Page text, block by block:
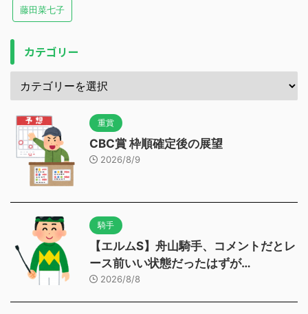
藤田菜七子
カテゴリー
重賞
CBC賞 枠順確定後の展望
2026/8/9
騎手
【エルムS】舟山騎手、コメントだとレ
ース前いい状態だったはずが…
2026/8/8